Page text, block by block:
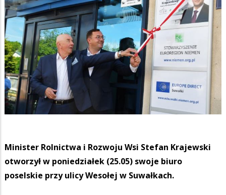
Minister Rolnictwa i Rozwoju Wsi Stefan Krajewski
otworzył w poniedziałek (25.05) swoje biuro
poselskie przy ulicy Wesołej w Suwałkach.